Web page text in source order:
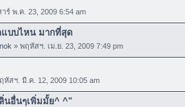
ร์ พ.ค. 23, 2009 6:54 am
บบไหน มากที่สุด
» พฤหัสฯ. เม.ย. 23, 2009 7:49 pm
สฯ. มี.ค. 12, 2009 10:05 am
นอื่นๆเพิ่มมั้ย^ ^"